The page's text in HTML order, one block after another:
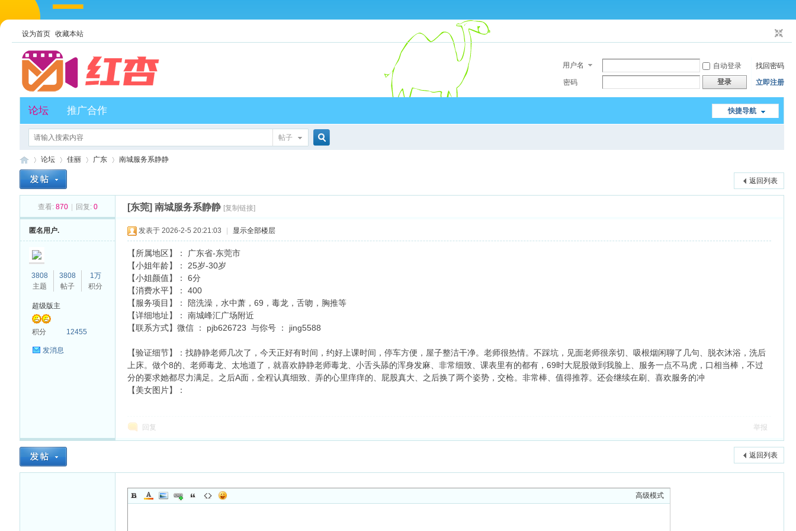
设为首页 收藏本站
用户名 自动登录
找回密码
密码
登录 立即注册
快捷导航
论坛 推广合作
帖子
论坛
›
佳丽
›
广东 南城服务系静静
返回列表
查看: 870 回复: 0 [东莞]南城服务系静静 [复制链接]
匿名用户.
3808
主题
3808
帖子
1万
积分
超级版主
积分 12455
发消息
发表于 2026-2-5 20:21:03 显示全部楼层
【所属地区】： 广东省-东莞市
【小姐年龄】： 25岁-30岁
【小姐颜值】： 6分
【消费水平】： 400
【服务项目】： 陪洗澡，水中萧，69，毒龙，舌吻，胸推等
【详细地址】： 南城峰汇广场附近
【联系方式】微信 ： pjb626723 与你号 ： jing5588
【验证细节】：找静静老师几次了，今天正好有时间，约好上课时间，停车方便，屋子整洁干净。老师很热情。不踩坑，见面老师很亲切、吸根烟闲聊了几句、脱衣沐浴，洗后
上床。做个8的、老师毒龙、太地道了，就喜欢静静老师毒龙、小舌头舔的浑身发麻、非常细致、课表里有的都有，69时大屁股做到我脸上、服务一点不马虎，口相当棒，不过
分的要求她都尽力满足。之后A面，全程认真细致、弄的心里痒痒的、屁股真大、之后换了两个姿势，交枪。非常棒、值得推荐。还会继续在刷、喜欢服务的冲
【美女图片】：
回复 举报
返回列表
高级模式